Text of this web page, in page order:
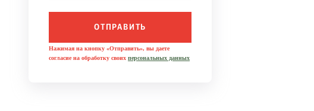
ОТПРАВИТЬ
Нажимая на кнопку «Отправить», вы даете
согласие на обработку своих персональных данных